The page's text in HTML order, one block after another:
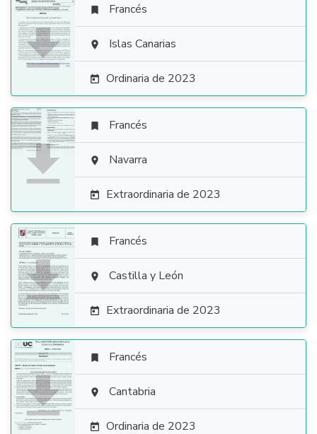

 Francés
 Islas Canarias
 Ordinaria de 2023

 Francés
 Navarra
 Extraordinaria de 2023

 Francés
 Castilla y León
 Extraordinaria de 2023

 Francés
 Cantabria
 Ordinaria de 2023